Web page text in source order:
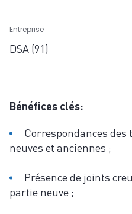
Entreprise
DSA (91)
Bénéfices clés:
Correspondances
neuves et anciennes ;
Présence de joints
partie neuve ;